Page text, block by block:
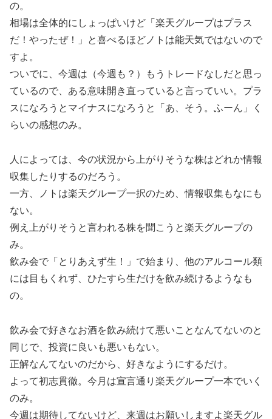
の。
相場は全体的にしょっぱいけど「楽天グループはプラス
だ！やったぜ！」と喜べるほどノトは能天気ではないので
すよ。
ついでに、今週は（今週も？）もうトレードなしだと思っ
ているので、ある意味開き直っていると言っていい。プラ
スになろうとマイナスになろうと「あ、そう。ふーん」く
らいの感想のみ。
人によっては、今の状況から上がりそうな株はどれか情報
収集したりするのだろう。
一方、ノトは楽天グループ一択のため、情報収集もなにも
ない。
例え上がりそうと言われる株を聞こうと楽天グループの
み。
飲み会で「とりあえず生！」で始まり、他のアルコール類
には目もくれず、ひたすら生だけを飲み続けるようなも
の。
飲み会で好きなお酒を飲み続けて悪いことなんてないのと
同じで、投資に良いも悪いもない。
正解なんてないのだから、好きなようにするだけ。
よって初志貫徹。今月は宣言通り楽天グループ一本でいく
のみ。
今週は期待してないけど、来週はお願いしますよ楽天グル